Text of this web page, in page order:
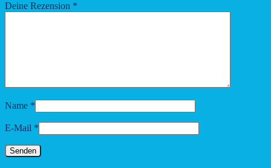
Deine Rezension *
Name *
E-Mail *